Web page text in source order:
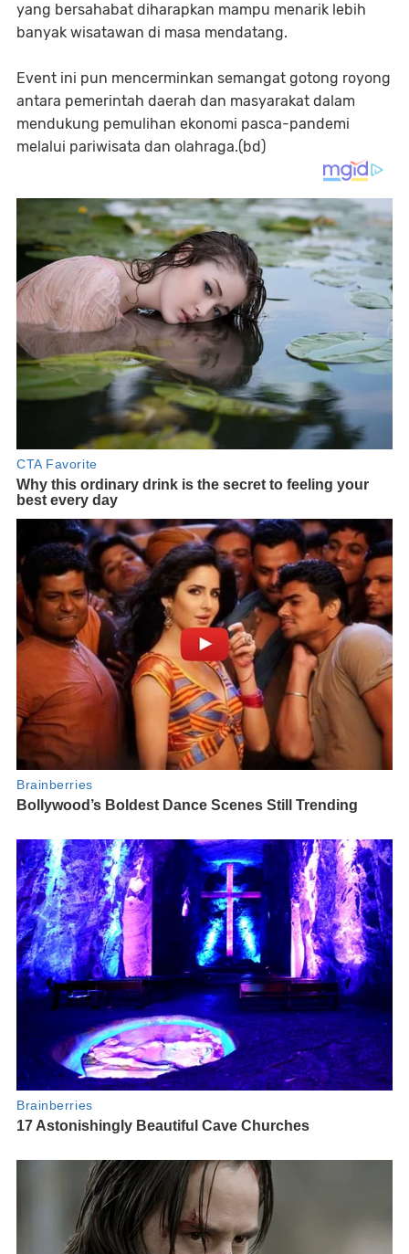
yang bersahabat diharapkan mampu menarik lebih
banyak wisatawan di masa mendatang.
Event ini pun mencerminkan semangat gotong royong
antara pemerintah daerah dan masyarakat dalam
mendukung pemulihan ekonomi pasca-pandemi
melalui pariwisata dan olahraga.(bd)